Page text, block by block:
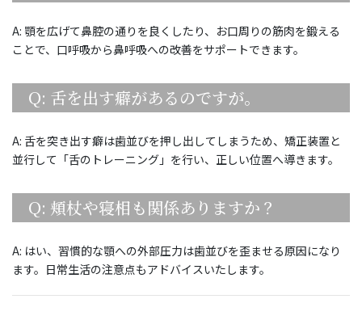
A: 顎を広げて鼻腔の通りを良くしたり、お口周りの筋肉を鍛える
ことで、口呼吸から鼻呼吸への改善をサポートできます。
Q: 舌を出す癖があるのですが。
A: 舌を突き出す癖は歯並びを押し出してしまうため、矯正装置と
並行して「舌のトレーニング」を行い、正しい位置へ導きます。
Q: 頬杖や寝相も関係ありますか？
A: はい、習慣的な顎への外部圧力は歯並びを歪ませる原因になり
ます。日常生活の注意点もアドバイスいたします。